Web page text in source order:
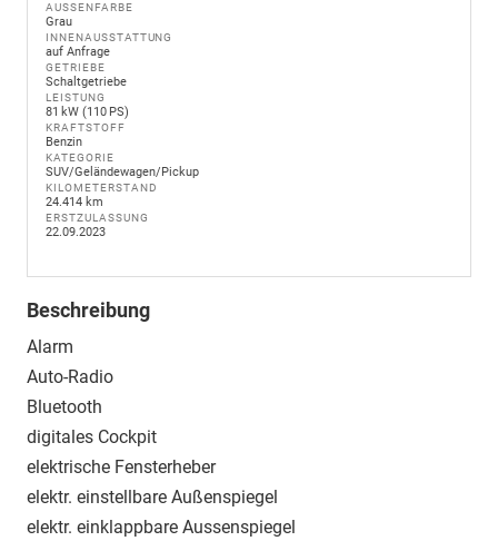
AUSSENFARBE
Grau
INNENAUSSTATTUNG
auf Anfrage
GETRIEBE
Schaltgetriebe
LEISTUNG
81 kW (110 PS)
KRAFTSTOFF
Benzin
KATEGORIE
SUV/Geländewagen/Pickup
KILOMETERSTAND
24.414 km
ERSTZULASSUNG
22.09.2023
Beschreibung
Alarm
Auto-Radio
Bluetooth
digitales Cockpit
elektrische Fensterheber
elektr. einstellbare Außenspiegel
elektr. einklappbare Aussenspiegel